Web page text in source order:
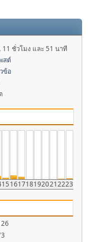
11 ชั่วโมง และ 51 นาที
สต์
ข้อ
151617181920212223